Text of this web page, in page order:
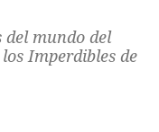
del mundo del
Imperdibles de